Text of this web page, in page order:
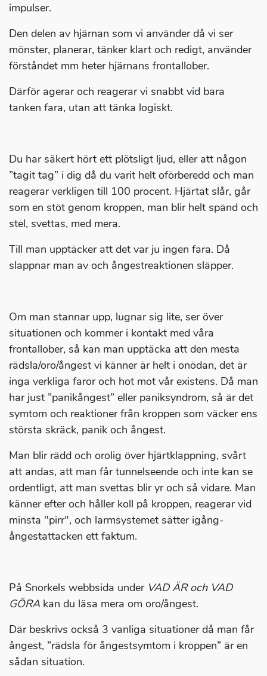
impulser.
Den delen av hjärnan som vi använder då vi ser
mönster, planerar, tänker klart och redigt, använder
förståndet mm heter hjärnans frontallober.
Därför agerar och reagerar vi snabbt vid bara
tanken fara, utan att tänka logiskt.
Du har säkert hört ett plötsligt ljud, eller att någon
”tagit tag” i dig då du varit helt oförberedd och man
reagerar verkligen till 100 procent. Hjärtat slår, går
som en stöt genom kroppen, man blir helt spänd och
stel, svettas, med mera.
Till man upptäcker att det var ju ingen fara. Då
slappnar man av och ångestreaktionen släpper.
Om man stannar upp, lugnar sig lite, ser över
situationen och kommer i kontakt med våra
frontallober, så kan man upptäcka att den mesta
rädsla/oro/ångest vi känner är helt i onödan, det är
inga verkliga faror och hot mot vår existens. Då man
har just ”panikångest” eller paniksyndrom, så är det
symtom och reaktioner från kroppen som väcker ens
största skräck, panik och ångest.
Man blir rädd och orolig över hjärtklappning, svårt
att andas, att man får tunnelseende och inte kan se
ordentligt, att man svettas blir yr och så vidare. Man
känner efter och håller koll på kroppen, reagerar vid
minsta "pirr", och larmsystemet sätter igång-
ångestattacken ett faktum.
På Snorkels webbsida under VAD ÄR och VAD
GÖRA kan du läsa mera om oro/ångest.
Där beskrivs också 3 vanliga situationer då man får
ångest, ”rädsla för ångestsymtom i kroppen” är en
sådan situation.